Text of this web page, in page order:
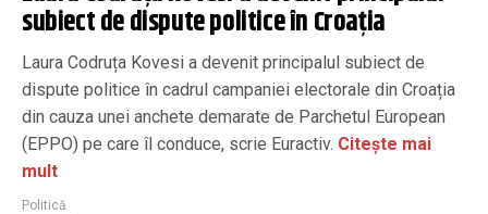
subiect de dispute politice în Croația
Laura Codruța Kovesi a devenit principalul subiect de
dispute politice în cadrul campaniei electorale din Croația
din cauza unei anchete demarate de Parchetul European
(EPPO) pe care îl conduce, scrie Euractiv. Citește mai
mult
Politică